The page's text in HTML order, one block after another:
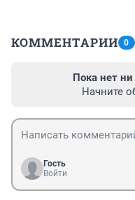
КОММЕНТАРИИ 0
Пока нет
Начните
Гость
Войти